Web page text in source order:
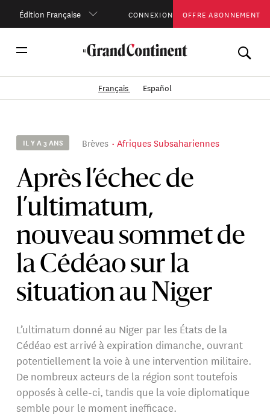
Édition Française CONNEXION OFFRE ABONNEMENT
Français Español
IL Y A 3 ANS Brèves Afriques Subsahariennes
Après l’échec de
l’ultimatum,
nouveau sommet de
la Cédéao sur la
situation au Niger
L’ultimatum donné au Niger par les États de la
Cédéao est arrivé à expiration dimanche, ouvrant
potentiellement la voie à une intervention militaire.
De nombreux acteurs de la région sont toutefois
opposés à celle-ci, tandis que la voie diplomatique
semble pour le moment inefficace.